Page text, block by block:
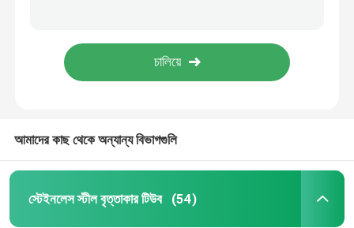
স্টেইনলেস স্টীল কুণ্ডলী
বিজোড় স্টেইনলেস স্টীল পাইপ
স্টেইনলেস স্টীল ফালা
আমাদের কাছ থেকে অন্যান্য বিভাগগুলি
স্টেইনলেস স্টীল বৃত্তাকার টিউব (54)